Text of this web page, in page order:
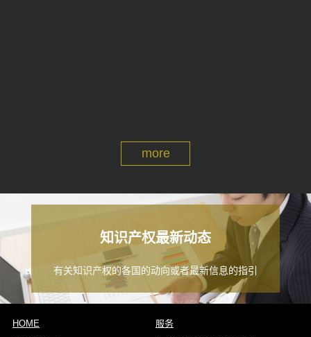
more
知识产权最新动态
有关知识产权的各国的动向或者最新信息的指引
HOME
服务